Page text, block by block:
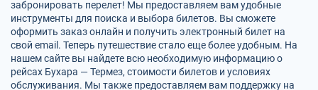
забронировать перелет! Мы предоставляем вам удобные
инструменты для поиска и выбора билетов. Вы сможете
оформить заказ онлайн и получить электронный билет на
свой email. Теперь путешествие стало еще более удобным. На
нашем сайте вы найдете всю необходимую информацию о
рейсах Бухара — Термез, стоимости билетов и условиях
обслуживания. Мы также предоставляем вам поддержку на